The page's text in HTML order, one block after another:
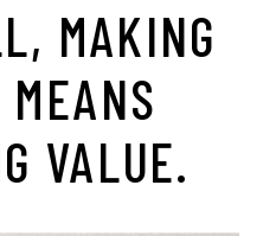
MAKING
VALUE.